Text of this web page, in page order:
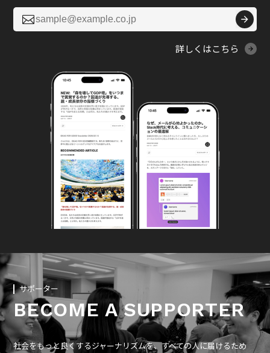

詳しくはこちら
サポーター
BECOME A SUPPORTER
社会をもっと良くするジャーナリズムを、すべての人に届けるため